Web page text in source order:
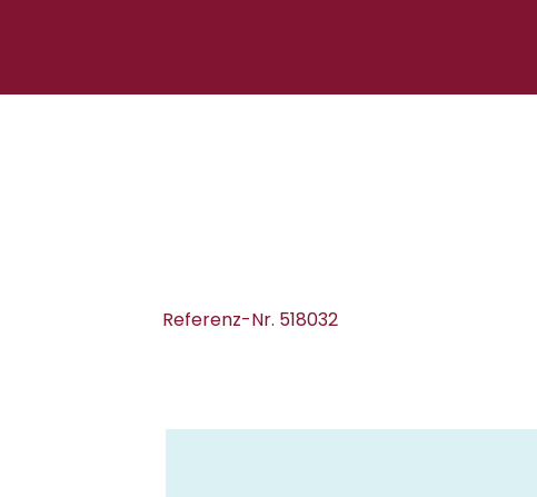
Referenz-Nr. 518032